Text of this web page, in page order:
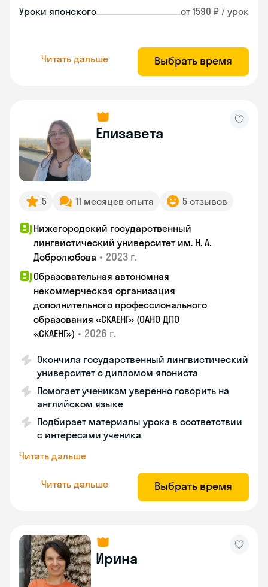
Уроки японского от 1590 ₽ / урок
Читать дальше Выбрать время
Елизавета
5 11 месяцев опыта 5 отзывов
Нижегородский государственный
лингвистический университет им. Н. А.
Добролюбова • 2023 г.
Образовательная автономная
некоммерческая организация
дополнительного профессионального
образования «СКАЕНГ» (ОАНО ДПО
«СКАЕНГ») • 2026 г.
Окончила государственный лингвистический
университет с дипломом япониста
Помогает ученикам уверенно говорить на
английском языке
Подбирает материалы урока в соответствии
с интересами ученика
Читать дальше
Читать дальше Выбрать время
Ирина